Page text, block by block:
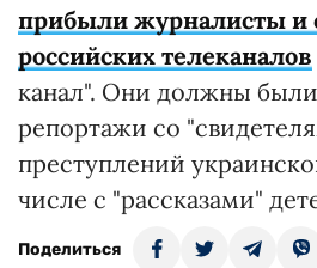
прибыли журналисты и
российских телеканалов
канал". Они должны были
репортажи со
преступлений
числе с "рассказами"
Поделиться